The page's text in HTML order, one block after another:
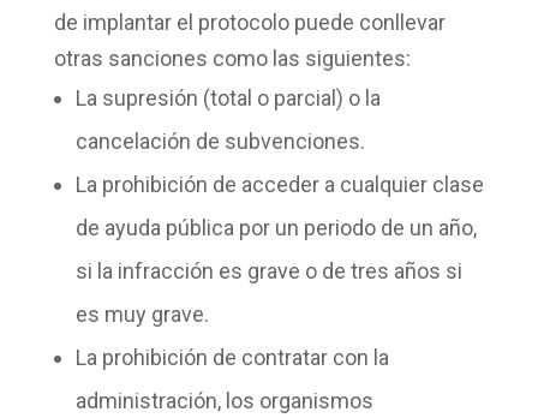
de implantar el protocolo puede conllevar
otras sanciones como las siguientes:
La supresión (total o parcial) o la
cancelación de subvenciones.
La prohibición de acceder a cualquier clase
de ayuda pública por un periodo de un año,
si la infracción es grave o de tres años si
es muy grave.
La prohibición de contratar con la
administración, los organismos